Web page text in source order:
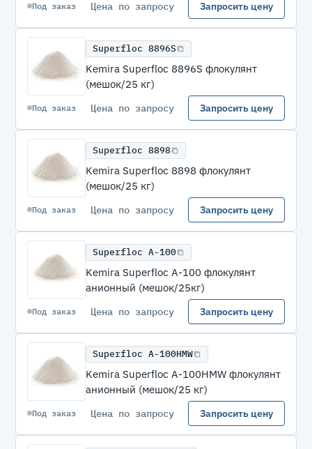
Под заказ Цена по запросу Запросить цену
Superfloc 8896S
Kemira Superfloc 8896S флокулянт
(мешок/25 кг)
Под заказ Цена по запросу Запросить цену
Superfloc 8898
Kemira Superfloc 8898 флокулянт
(мешок/25 кг)
Под заказ Цена по запросу Запросить цену
Superfloc A-100
Kemira Superfloc A-100 флокулянт
анионный (мешок/25кг)
Под заказ Цена по запросу Запросить цену
Superfloc A-100HMW
Kemira Superfloc A-100HMW флокулянт
анионный (мешок/25 кг)
Под заказ Цена по запросу Запросить цену